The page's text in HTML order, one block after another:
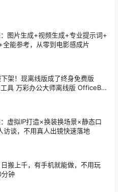
图片生成+视频生成+专业提示词+
能参考，从零到电影感成片
架！现离线版成了终身免费版
具 万彩办公大师离线版 OfficeBo
虚拟IP打造×换装换场景×静态口
谈，不用真人出镜快速落地
搬上千，有手机就能做，不用玩
分钟